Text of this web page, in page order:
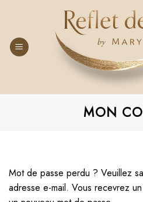
content
MON
Mot de passe perdu ? Veuillez
adresse e-mail. Vous recevrez